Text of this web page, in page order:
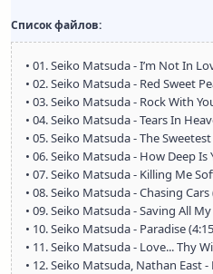
Список файлов:
• 01. Seiko Matsuda - I’m Not In
• 02. Seiko Matsuda - Red Sweet
• 03. Seiko Matsuda - Rock With
• 04. Seiko Matsuda - Tears In
• 05. Seiko Matsuda - The
• 06. Seiko Matsuda - How Deep Is
• 07. Seiko Matsuda - Killing Me
• 08. Seiko Matsuda - Chasing Cars
• 09. Seiko Matsuda - Saving All
• 10. Seiko Matsuda - Paradise
• 11. Seiko Matsuda - Love... Thy
• 12. Seiko Matsuda, Nathan East